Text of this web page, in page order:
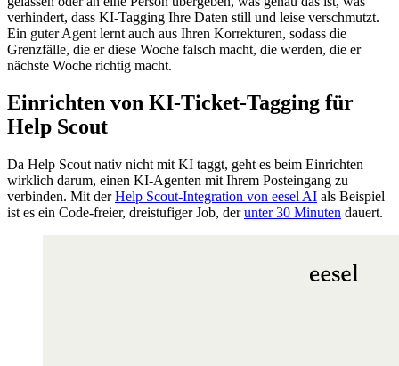
verhindert, dass KI-Tagging Ihre Daten still und leise verschmutzt.
Ein guter Agent lernt auch aus Ihren Korrekturen, sodass die
Grenzfälle, die er diese Woche falsch macht, die werden, die er
nächste Woche richtig macht.
Einrichten von KI-Ticket-Tagging für
Help Scout
Da Help Scout nativ nicht mit KI taggt, geht es beim Einrichten
wirklich darum, einen KI-Agenten mit Ihrem Posteingang zu
verbinden. Mit derHelp Scout-Integration von eesel AI als Beispiel
ist es ein Code-freier, dreistufiger Job, derunter 30 Minuten dauert.